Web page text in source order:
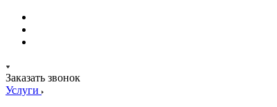
Заказать звонок
Услуги